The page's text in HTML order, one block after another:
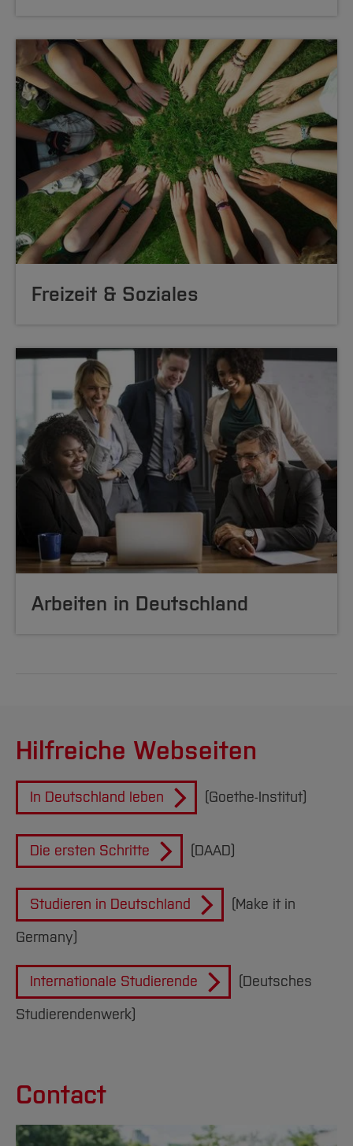
Freizeit & Soziales
Arbeiten in Deutschland
Hilfreiche Webseiten
In Deutschland leben (Goethe-Institut)
Die ersten Schritte (DAAD)
Studieren in Deutschland
(Make it in
Germany)
Internationale Studierende
(Deutsches
Studierendenwerk)
Contact